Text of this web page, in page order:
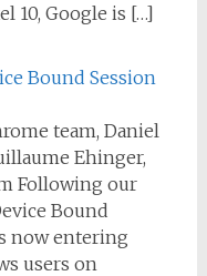
10, Google is […]
Bound Session
team, Daniel
Ehinger,
Following our
Bound
now entering
users on